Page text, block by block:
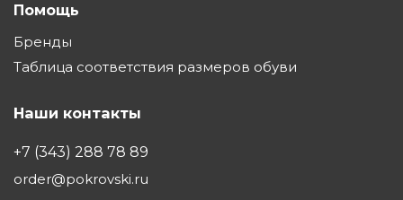
Помощь
Бренды
Таблица соответствия размеров обуви
Наши контакты
+7 (343) 288 78 89
order@pokrovski.ru